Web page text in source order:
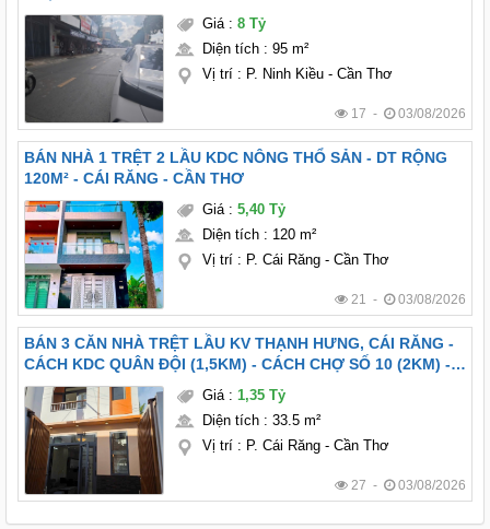
Giá: 8 Tỷ
Diện tích: 95 m²
Vị trí: P. Ninh Kiều - Cần Thơ
17 - 03/08/2026
BÁN NHÀ 1 TRỆT 2 LẦU KDC NÔNG THỔ SẢN - DT RỘNG
120M² - CÁI RĂNG - CẦN THƠ
Giá: 5,40 Tỷ
Diện tích: 120 m²
Vị trí: P. Cái Răng - Cần Thơ
21 - 03/08/2026
BÁN 3 CĂN NHÀ TRỆT LẦU KV THẠNH HƯNG, CÁI RĂNG -
CÁCH KDC QUÂN ĐỘI (1,5KM) - CÁCH CHỢ SỐ 10 (2KM) -
FULL NỘI THẤT
Giá: 1,35 Tỷ
Diện tích: 33.5 m²
Vị trí: P. Cái Răng - Cần Thơ
27 - 03/08/2026